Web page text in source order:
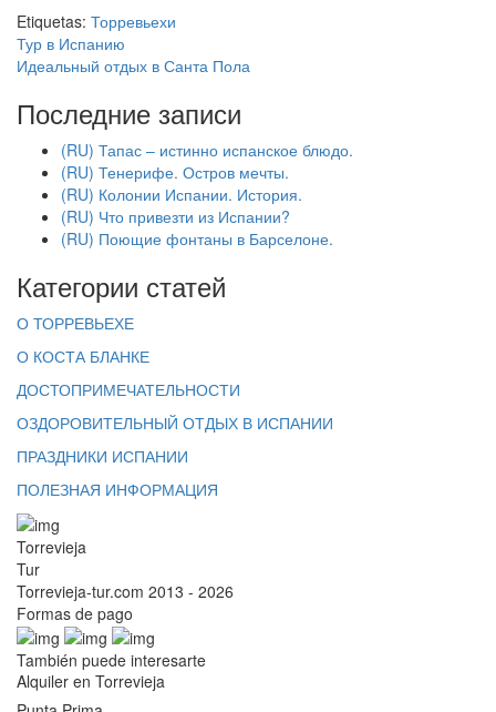
Etiquetas: Торревьехи
Тур в Испанию
Идеальный отдых в Санта Пола
Последние записи
(RU) Тапас – истинно испанское блюдо.
(RU) Тенерифе. Остров мечты.
(RU) Колонии Испании. История.
(RU) Что привезти из Испании?
(RU) Поющие фонтаны в Барселоне.
Категории статей
О ТОРРЕВЬЕХЕ
О КОСТА БЛАНКЕ
ДОСТОПРИМЕЧАТЕЛЬНОСТИ
ОЗДОРОВИТЕЛЬНЫЙ ОТДЫХ В ИСПАНИИ
ПРАЗДНИКИ ИСПАНИИ
ПОЛЕЗНАЯ ИНФОРМАЦИЯ
Torrevieja
Tur
Torrevieja-tur.com 2013 - 2026
Formas de pago
También puede interesarte
Alquiler en Torrevieja